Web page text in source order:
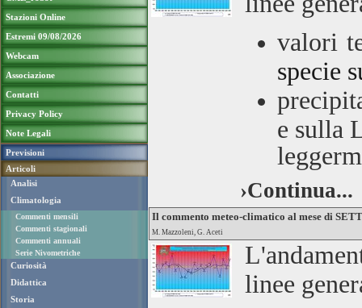
Stazioni Online
Estremi 09/08/2026
Webcam
Associazione
Contatti
Privacy Policy
Note Legali
Previsioni
Articoli
Analisi
Climatologia
Commenti mensili
Commenti stagionali
Commenti annuali
Serie Nivometriche
Curiosità
Didattica
Storia
valori
specie
e sulla
›Continua...
Il commento meteo-climatico al mese di
M. Mazzoleni, G. Aceti
linee